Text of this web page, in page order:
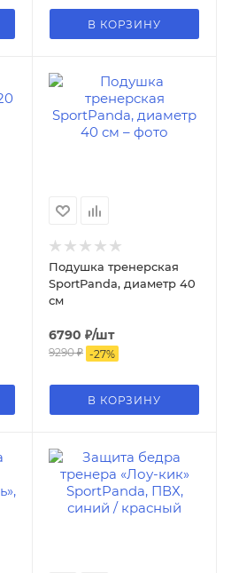
В КОРЗИНУ
Подушка тренерская
SportPanda, диаметр 40
см
6790 ₽/шт
9290₽ -27%
В КОРЗИНУ